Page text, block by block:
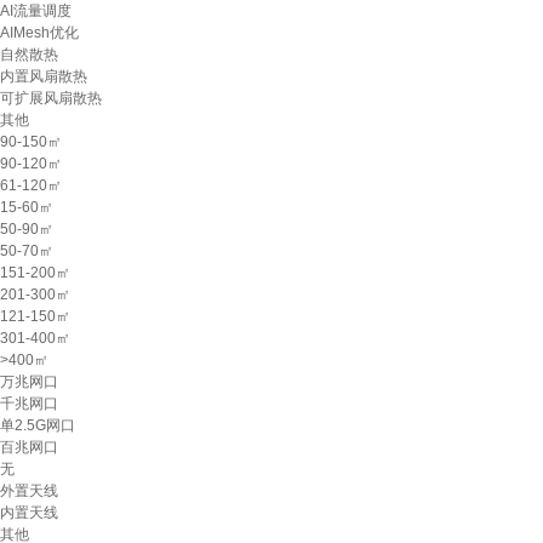
AI流量调度
AIMesh优化
自然散热
内置风扇散热
可扩展风扇散热
其他
90-150㎡
90-120㎡
61-120㎡
15-60㎡
50-90㎡
50-70㎡
151-200㎡
201-300㎡
121-150㎡
301-400㎡
>400㎡
万兆网口
千兆网口
单2.5G网口
百兆网口
无
外置天线
内置天线
其他